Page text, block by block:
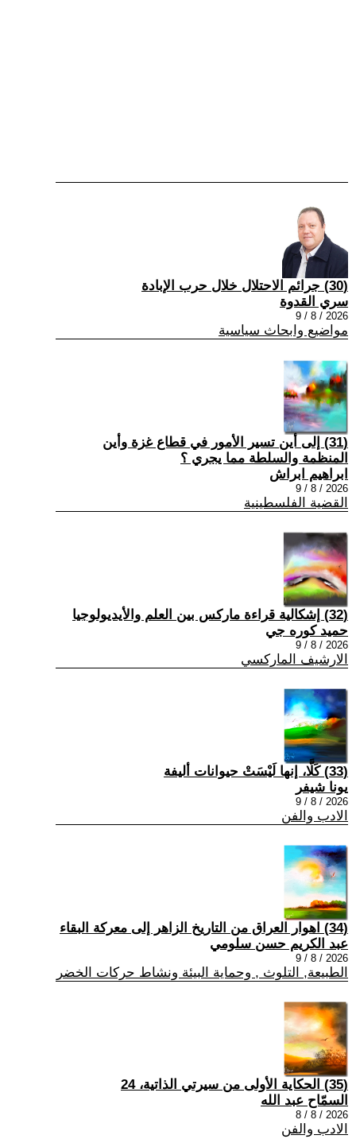
(30) جرائم الاحتلال خلال حرب الإبادة
سري القدوة
2026 / 8 / 9
مواضيع وابحاث سياسية
(31) إلى أين تسير الأمور في قطاع غزة وأين
المنظمة والسلطة مما يجري ؟
ابراهيم ابراش
2026 / 8 / 9
القضية الفلسطينية
(32) إشكالية قراءة ماركس بين العلم والأيديولوجيا
حميد كوره جي
2026 / 8 / 9
الارشيف الماركسي
(33) كَلَّا، إنها لَيْسَتْ حيوانات أليفة
يونا شيفر
2026 / 8 / 9
الادب والفن
(34) اهوار العراق من التاريخ الزاهر إلى معركة البقاء
عبد الكريم حسن سلومي
2026 / 8 / 9
الطبيعة, التلوث , وحماية البيئة ونشاط حركات الخضر
(35) الحكاية الأولى من سيرتي الذاتية، 24
السمّاح عبد الله
2026 / 8 / 8
الادب والفن